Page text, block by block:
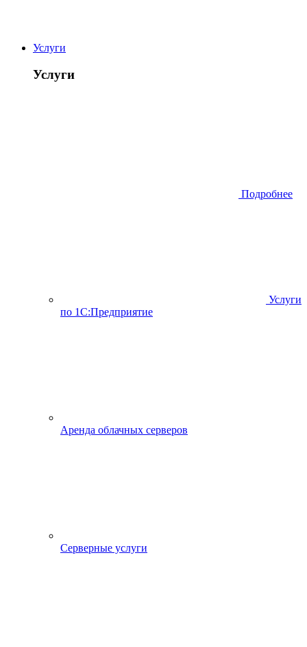
Услуги
Услуги
Подробнее
Услуги
по 1С:Предприятие
Аренда облачных серверов
Серверные услуги